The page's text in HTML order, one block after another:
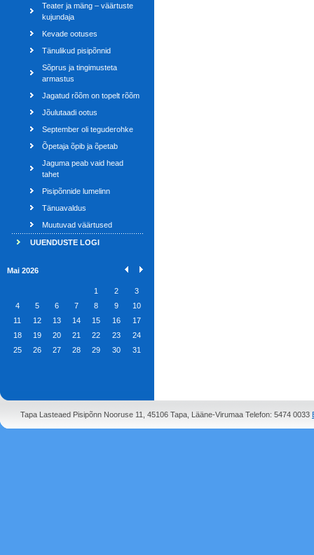
Teater ja mäng – väärtuste
kujundaja
Kevade ootuses
Tänulikud pisipõnnid
Sõprus ja tingimusteta
armastus
Jagatud rõõm on topelt rõõm
Jõulutaadi ootus
September oli teguderohke
Õpetaja õpib ja õpetab
Jaguma peab vaid head
tahet
Pisipõnnide lumelinn
Tänuavaldus
Muutuvad väärtused
UUENDUSTE LOGI
Mai 2026
1 2
3
4
5 6 7 8 9
10
11
12 13 14 15 16
17
18
19 20 21 22 23
24
25
26 27 28 29 30 31
Tapa Lasteaed Pisipõnn Nooruse 11, 45106 Tapa, Lääne-Virumaa Telefon: 5474 0033